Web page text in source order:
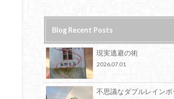
Blog Recent Posts
現実逃避の術
2026.07.01
不思議なダブルレインボ